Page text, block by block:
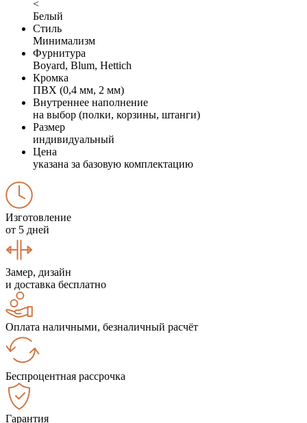
<
Белый
Стиль
Минимализм
Фурнитура
Boyard, Blum, Hettich
Кромка
ПВХ (0,4 мм, 2 мм)
Внутреннее наполнение
на выбор (полки, корзины, штанги)
Размер
индивидуальный
Цена
указана за базовую комплектацию
Изготовление
от 5 дней
Замер, дизайн
и доставка бесплатно
Оплата наличными, безналичный расчёт
Беспроцентная рассрочка
Гарантия